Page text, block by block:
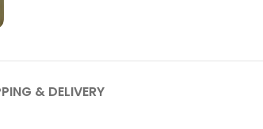
& DELIVERY